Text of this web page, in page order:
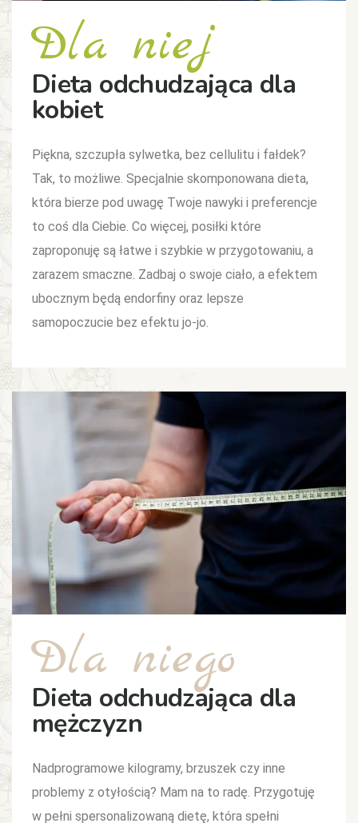
Dla niej
Dieta odchudzająca dla
kobiet
Piękna, szczupła sylwetka, bez cellulitu i fałdek?
Tak, to możliwe. Specjalnie skomponowana dieta,
która bierze pod uwagę Twoje nawyki i preferencje
to coś dla Ciebie. Co więcej, posiłki które
zaproponuję są łatwe i szybkie w przygotowaniu, a
zarazem smaczne. Zadbaj o swoje ciało, a efektem
ubocznym będą endorfiny oraz lepsze
samopoczucie bez efektu jo-jo.
Dla niego
Dieta odchudzająca dla
mężczyzn
Nadprogramowe kilogramy, brzuszek czy inne
problemy z otyłością? Mam na to radę. Przygotuję
w pełni spersonalizowaną dietę, która spełni